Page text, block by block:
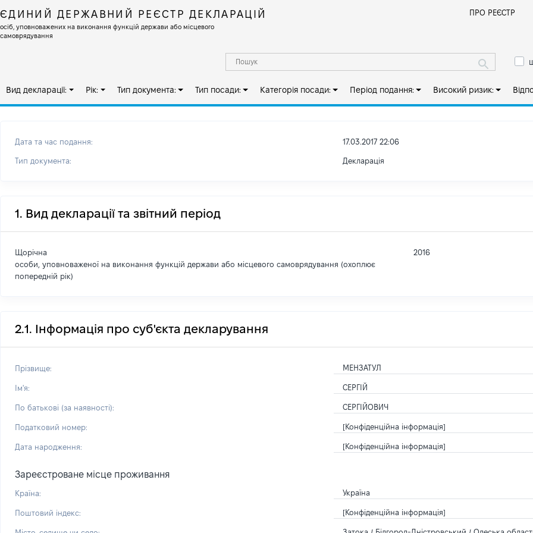
ЄДИНИЙ ДЕРЖАВНИЙ РЕЄСТР ДЕКЛАРАЦІЙ
осіб, уповноважених на виконання функцій держави або місцевого
самоврядування
ПРО РЕЄСТР
Вид декларації: Рік: Тип документа: Тип посади: Категорія посади: Період подання: Високий ризик:
Дата та час подання: 17.03.2017 22:06
Тип документа: Декларація
1. Вид декларації та звітний період
Щорічна
особи, уповноваженої на виконання функцій держави або місцевого самоврядування (охоплює
попередній рік)
2016
2.1. Інформація про суб'єкта декларування
Прізвище: МЕНЗАТУЛ
Ім'я: СЕРГІЙ
По батькові (за наявності): СЕРГІЙОВИЧ
Податковий номер: [Конфіденційна інформація]
Дата народження: [Конфіденційна інформація]
Зареєстроване місце проживання
Країна: Україна
Поштовий індекс: [Конфіденційна інформація]